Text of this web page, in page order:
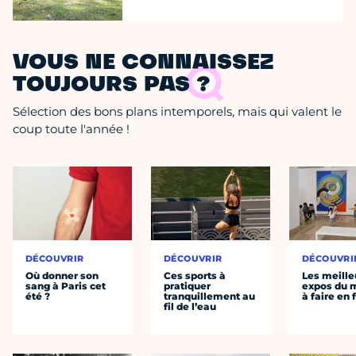
VOUS NE CONNAISSEZ
TOUJOURS PAS ?
Sélection des bons plans intemporels, mais qui valent le
coup toute l'année !
DÉCOUVRIR
Où donner son
sang à Paris cet
été ?
DÉCOUVRIR
Ces sports à
pratiquer
tranquillement au
fil de l’eau
Les
expos du
à faire en